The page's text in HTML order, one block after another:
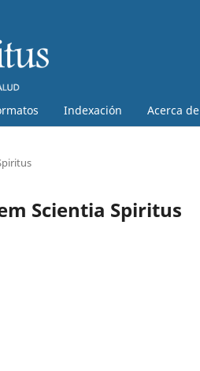
Indexación Acerca de
Scientia Spiritus